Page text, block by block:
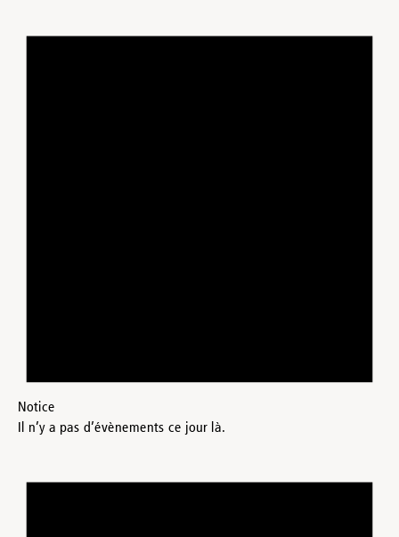
Notice
Il n’y a pas d’évènements ce jour là.